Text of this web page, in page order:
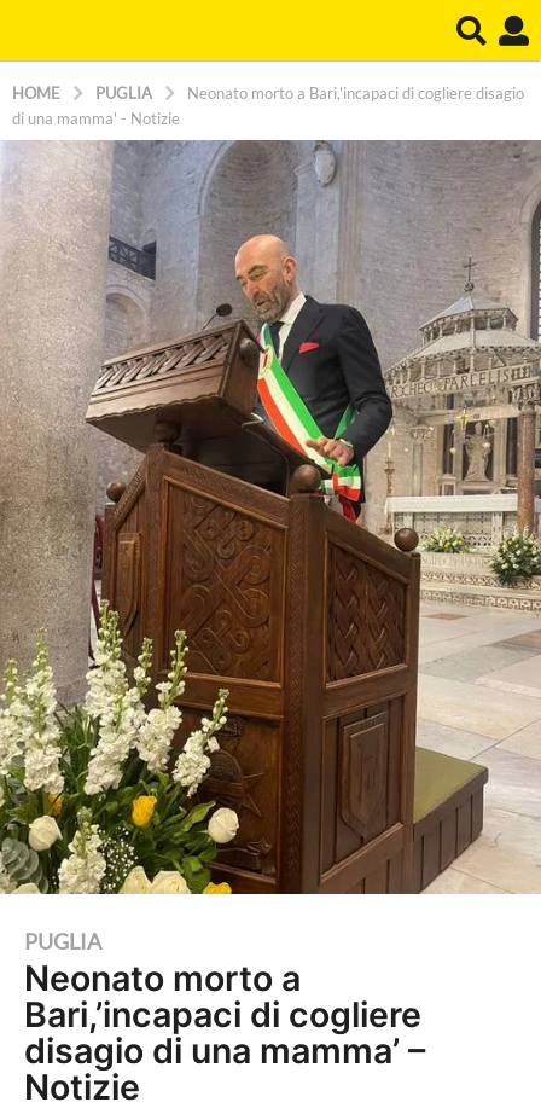
HOME PUGLIA
Neonato morto a Bari,'incapaci di cogliere disagio
di una mamma' - Notizie
2
a
n
n
i
PUGLIA
Neonato morto a
Bari,’incapaci di cogliere
disagio di una mamma’ –
Notizie